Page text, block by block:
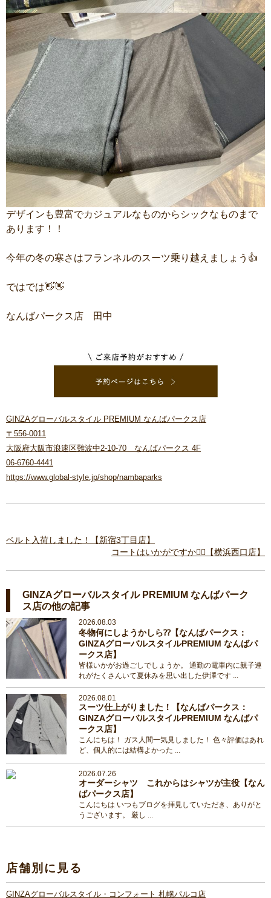
デザインも豊富でカジュアルなものからシックなものまで
あります！！
今年の冬の寒さはフランネルのスーツ乗り越えましょう👍
ではでは👋👋
なんばパークス店 田中
GINZAグローバルスタイル PREMIUM なんばパークス店
〒556-0011
大阪府大阪市浪速区難波中2-10-70 なんばパークス 4F
06-6760-4441
https://www.global-style.jp/shop/nambaparks
ベルト入荷しました！【新宿3丁目店】
コートはいかがですか💁‍♀️【横浜西口店】
GINZAグローバルスタイル PREMIUM なんばパーク
ス店の他の記事
2026.08.03
冬物何にしようかしら⁇【なんばパークス：
GINZAグローバルスタイルPREMIUM なんばパ
ークス店】
皆様いかがお過ごしでしょうか。 通勤の電車内に親子連
れがたくさんいて夏休みを思い出した伊澤です ...
2026.08.01
スーツ仕上がりました！【なんばパークス：
GINZAグローバルスタイルPREMIUM なんばパ
ークス店】
こんにちは！ ガス人間一気見しました！ 色々評価はあれ
ど、個人的には結構よかった ...
2026.07.26
オーダーシャツ これからはシャツが主役【なん
ばパークス店】
こんにちは いつもブログを拝見していただき、ありがと
うございます。 厳し ...
店舗別に見る
GINZAグローバルスタイル・コンフォート 札幌パルコ店